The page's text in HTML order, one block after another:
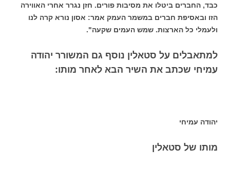
כבד, החברים ביטלו את מסיבות פורים. חזן נגרר אחרי האווירה
הזו ובאסיפת חברים במשמר העמק אמר: אסון נורא קרה לנו
ולעמלי כל הארצות. שמש העמים שקעה".
למתאבלים על סטאלין נוסף גם המשורר יהודה
עמיחי שכתב את השיר הבא לאחר מותו:
יהודה עמיחי
מותו של סטאלין